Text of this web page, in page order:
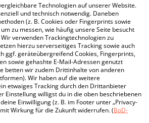
Technologien auf unserer Website.
und technisch notwendig. Daneben
(z. B. Cookies oder Fingerprints sowie
zu messen, wie häufig unsere Seite besucht
verwenden Trackingtechnologien zu
hierzu serverseitiges Tracking sowie auch
ggf. geräteübergreifend Cookies, Fingerprints,
sowie gehashte E-Mail-Adressen genutzt
betten wir zudem Drittinhalte von anderen
Wir haben auf die weitere
etwaiges Tracking durch den Drittanbieter
Einstellung willigst du in die oben beschriebenen
Einwilligung (z. B. im Footer unter „Privacy-
Wirkung für die Zukunft widerrufen. (BoD-